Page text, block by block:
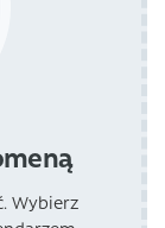
Wybierz